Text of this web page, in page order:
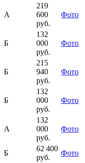
А
219
600
руб.
Фото
Б
132
000
руб.
Фото
Б
215
940
руб.
Фото
Б
132
000
руб.
Фото
А
132
000
руб.
Фото
Б
62 400
руб.
Фото